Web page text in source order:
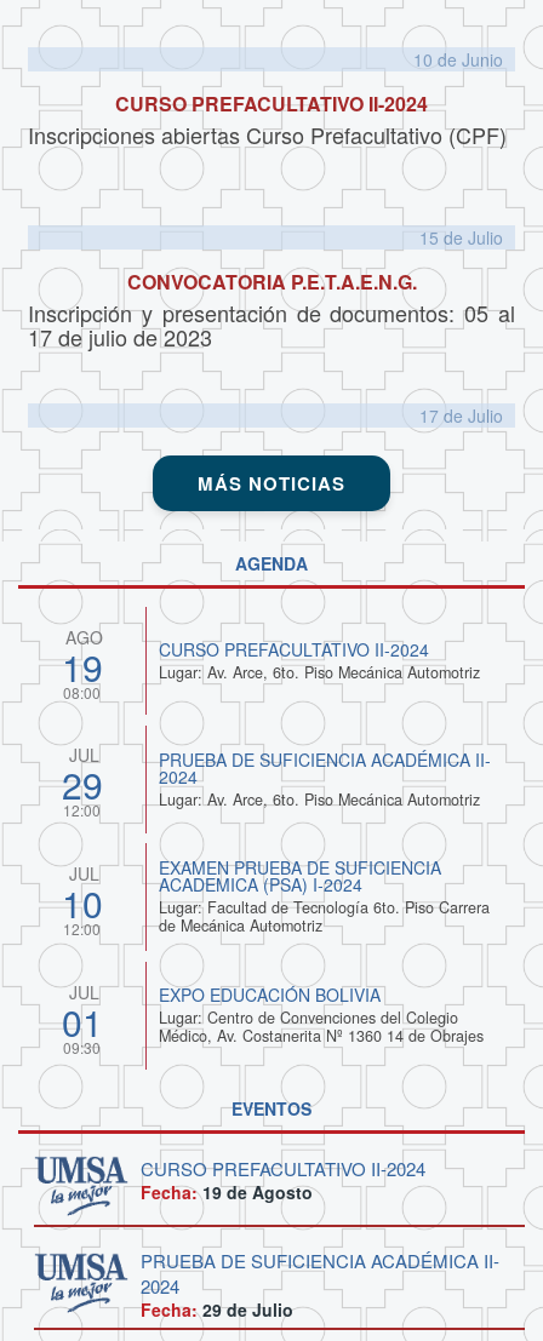
10 de Junio
CURSO PREFACULTATIVO II-2024
Inscripciones abiertas Curso Prefacultativo (CPF)
15 de Julio
CONVOCATORIA P.E.T.A.E.N.G.
Inscripción y presentación de documentos: 05 al
17 de julio de 2023
17 de Julio
MÁS NOTICIAS
AGENDA
AGO
19
08:00
CURSO PREFACULTATIVO II-2024
Lugar: Av. Arce, 6to. Piso Mecánica Automotriz
JUL
29
12:00
PRUEBA DE SUFICIENCIA ACADÉMICA II-
2024
Lugar: Av. Arce, 6to. Piso Mecánica Automotriz
JUL
10
12:00
EXAMEN PRUEBA DE SUFICIENCIA
ACADEMICA (PSA) I-2024
Lugar: Facultad de Tecnología 6to. Piso Carrera
de Mecánica Automotriz
JUL
01
09:30
EXPO EDUCACIÓN BOLIVIA
Lugar: Centro de Convenciones del Colegio
Médico, Av. Costanerita Nº 1360 14 de Obrajes
EVENTOS
CURSO PREFACULTATIVO II-2024
Fecha:19 deAgosto
PRUEBA DE SUFICIENCIA ACADÉMICA II-
2024
Fecha:29 deJulio